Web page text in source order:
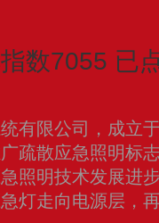
数7055 已
有限公司，成立
疏散应急照明标
照明技术发展进
灯走向电源层，